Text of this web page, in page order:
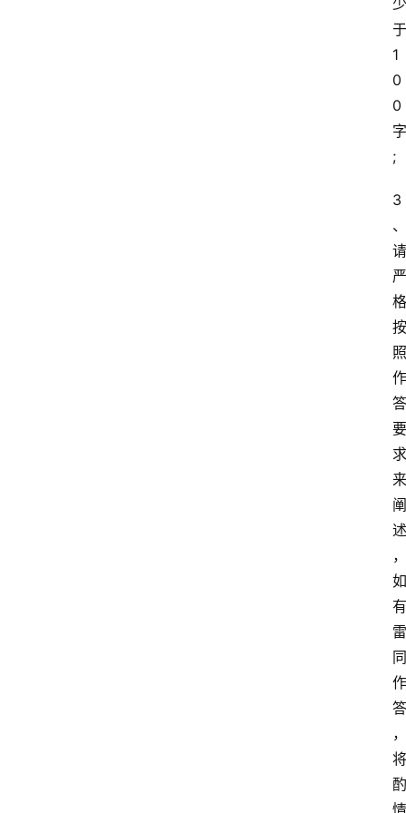
少
于
1
0
0
字
;
3
、
请
严
格
按
照
作
答
要
求
来
阐
述
，
如
有
雷
同
作
答
，
将
酌
情